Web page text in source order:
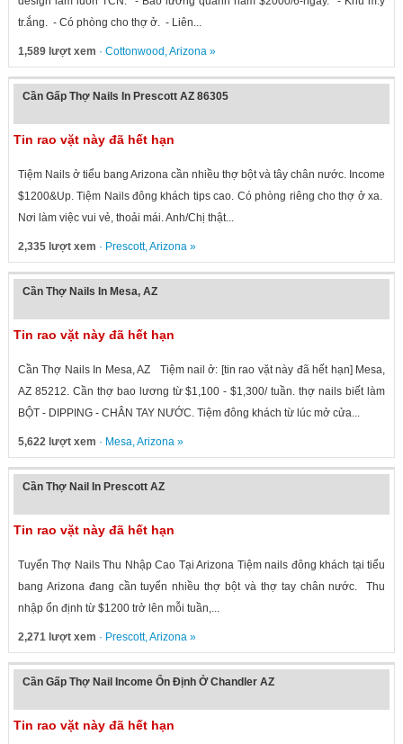
tr.ắng. - Có phòng cho thợ ở. - Liên...
1,589 lượt xem · Cottonwood ,Arizona»
Cần Gấp Thợ Nails In Prescott AZ 86305
Tin rao vặt này đã hết hạn
Tiệm Nails ở tiểu bang Arizona cần nhiều thợ bột và tây chân nước. Income
$1200&Up. Tiệm Nails đông khách tips cao. Có phòng riêng cho thợ ở xa.
Nơi làm việc vui vẻ, thoải mái. Anh/Chị thật...
2,335 lượt xem · Prescott,Arizona»
Cần Thợ Nails In Mesa, AZ
Tin rao vặt này đã hết hạn
Cần Thợ Nails In Mesa, AZ Tiệm nail ở: [tin rao vặt này đã hết hạn] Mesa,
AZ 85212. Cần thợ bao lương từ $1,100 - $1,300/ tuần. thợ nails biết làm
BỘT - DIPPING - CHÂN TAY NƯỚC. Tiệm đông khách từ lúc mở cửa...
5,622 lượt xem · Mesa,Arizona»
Cần Thợ Nail In Prescott AZ
Tin rao vặt này đã hết hạn
Tuyển Thợ Nails Thu Nhập Cao Tại Arizona Tiệm nails đông khách tại tiểu
bang Arizona đang cần tuyển nhiều thợ bột và thợ tay chân nước. Thu
nhập ổn định từ $1200 trở lên mỗi tuần,...
2,271 lượt xem · Prescott,Arizona»
Cần Gấp Thợ Nail Income Ổn Định Ở Chandler AZ
Tin rao vặt này đã hết hạn